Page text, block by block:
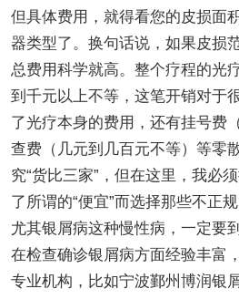
但具体费用，就得看您的皮损面
器类型了。换句话说，如果皮损
总费用科学就高。整个疗程的光
到千元以上不等，这笔开销对于
了光疗本身的费用，还有挂号费
查费（几元到几百元不等）等零
究“货比三家”，但在这里，我必
了所谓的“便宜”而选择那些不正
尤其银屑病这种慢性病，一定要
在检查确诊银屑病方面经验丰富
专业机构，比如宁波鄞州博润银